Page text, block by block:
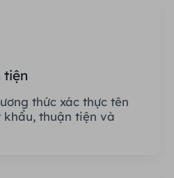
tiện
thức xác thực tên
thuận tiện và